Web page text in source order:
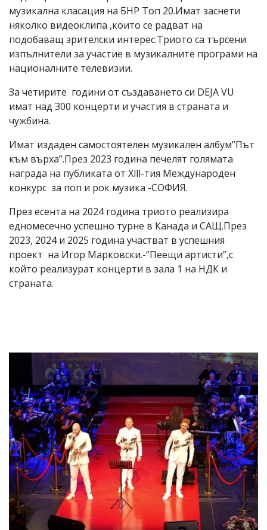
музикална класация на БНР Топ 20.Имат заснети
няколко видеоклипа ,които се радват на
подобаващ зрителски интерес.Триото са търсени
изпълнители за участие в музикалните програми на
националните телевизии.
За четирите години от създаването си DEJA VU
имат над З00 концерти и участия в страната и
чужбина.
Имат издаден самостоятелен музикален албум”Път
към върха”.През 2023 година печелят голямата
награда на публиката от Хlll-тия Международен
конкурс за поп и рок музика -СОФИЯ.
През есента на 2024 година триото реализира
едномесечно успешно турне в Канада и САЩ.През
2023, 2024 и 2025 година участват в успешния
проект на Игор Марковски.-“Пеещи артисти”,с
който реализурат концерти в зала 1 на НДК и
страната.